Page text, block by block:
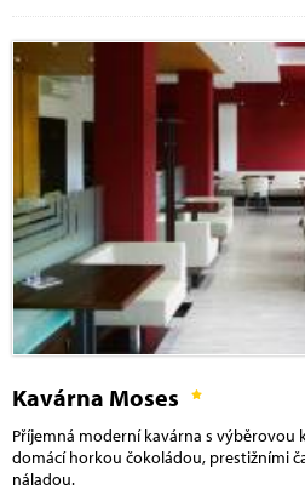
Kavárna Moses
Příjemná moderní kavárna s výběrovou
domácí horkou čokoládou, prestižními
náladou.